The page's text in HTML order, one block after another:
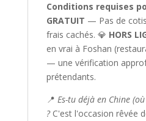
Conditions requises
GRATUIT — Pas de
frais cachés. 💎 HORS
en vrai à Foshan
— une vérification
prétendants.
📍 Es-tu déjà en Chine
?C'est l'occasion rêvée